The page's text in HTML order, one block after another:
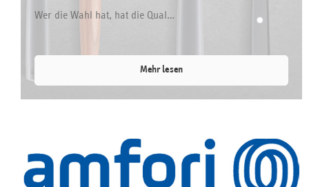
Wer die Wahl hat, hat die Qual…
Mehr lesen